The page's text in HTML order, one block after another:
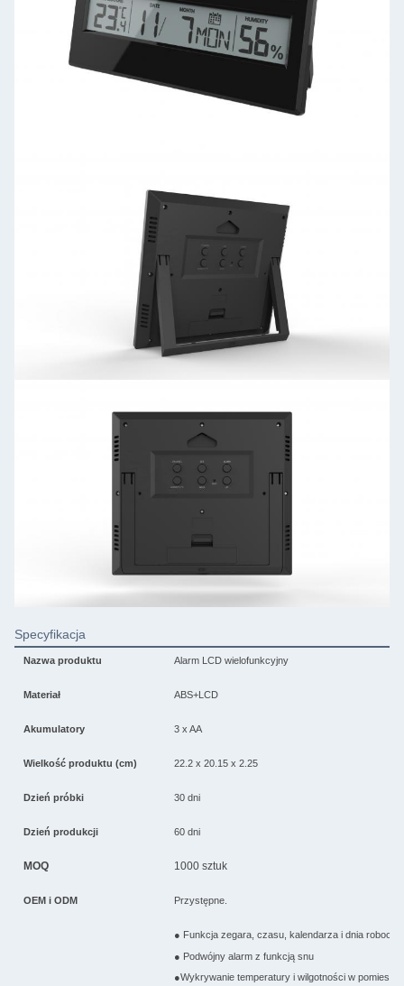
Specyfikacja
Nazwa produktu Alarm LCD wielofunkcyjny
Materiał ABS+LCD
Akumulatory 3 x AA
Wielkość produktu (cm) 22.2 x 20.15 x 2.25
Dzień próbki 30 dni
Dzień produkcji 60 dni
MOQ 1000 sztuk
OEM i ODM Przystępne.
● Funkcja zegara, czasu, kalendarza i dnia
● Podwójny alarm z funkcją snu
●Wykrywanie temperatury i wilgotności w